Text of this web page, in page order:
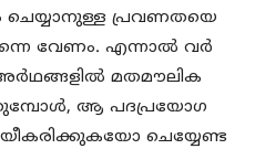
ചെയ്യാനുള്ള പ്രവണതയെ
വേണം. എന്നാൽ വർ
മതമൗലിക
ആ പദപ്രയോഗ
ചെയ്യേണ്ട